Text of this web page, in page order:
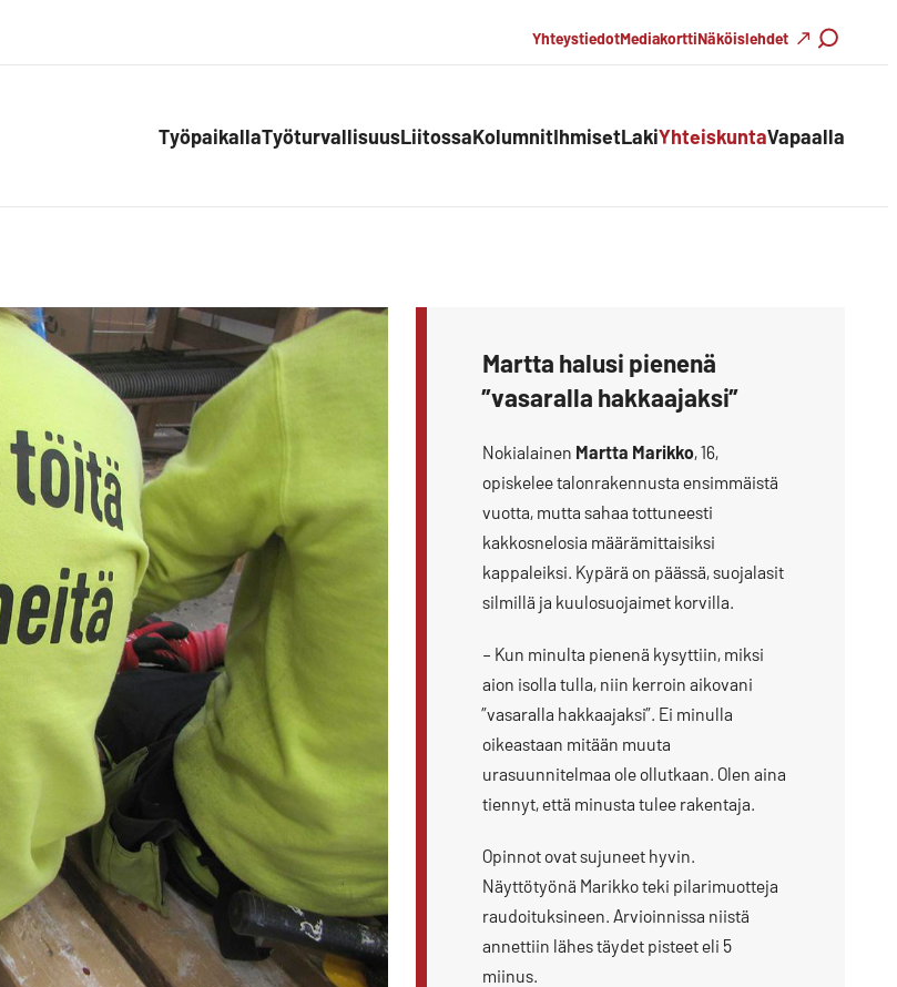
YhteystiedotMediakorttiNäköislehdet
Haku
TyöpaikallaTyöturvallisuusLiitossaKolumnitIhmisetLakiYhteiskuntaVapaalla
Martta halusi pienenä
”vasaralla hakkaajaksi”
Nokialainen Martta Marikko, 16,
opiskelee talonrakennusta ensimmäistä
vuotta, mutta sahaa tottuneesti
kakkosnelosia määrämittaisiksi
kappaleiksi. Kypärä on päässä, suojalasit
silmillä ja kuulosuojaimet korvilla.
– Kun minulta pienenä kysyttiin, miksi
aion isolla tulla, niin kerroin aikovani
”vasaralla hakkaajaksi”. Ei minulla
oikeastaan mitään muuta
urasuunnitelmaa ole ollutkaan. Olen aina
tiennyt, että minusta tulee rakentaja.
Opinnot ovat sujuneet hyvin.
Näyttötyönä Marikko teki pilarimuotteja
raudoituksineen. Arvioinnissa niistä
annettiin lähes täydet pisteet eli 5
miinus.